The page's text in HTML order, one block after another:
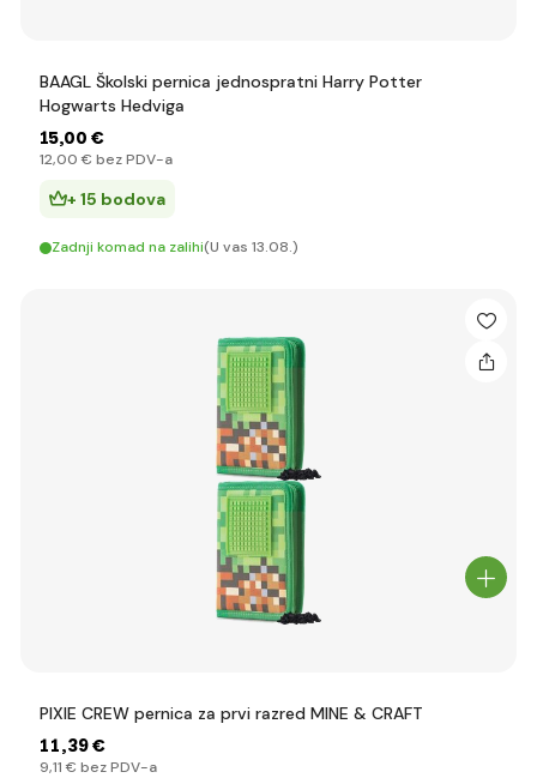
BAAGL Školski pernica jednospratni Harry Potter
Hogwarts Hedviga
15,00 €
12,00 € bez PDV-a
+ 15 bodova
Zadnji komad na zalihi(U vas 13.08.)
PIXIE CREW pernica za prvi razred MINE & CRAFT
11,39 €
9,11 € bez PDV-a